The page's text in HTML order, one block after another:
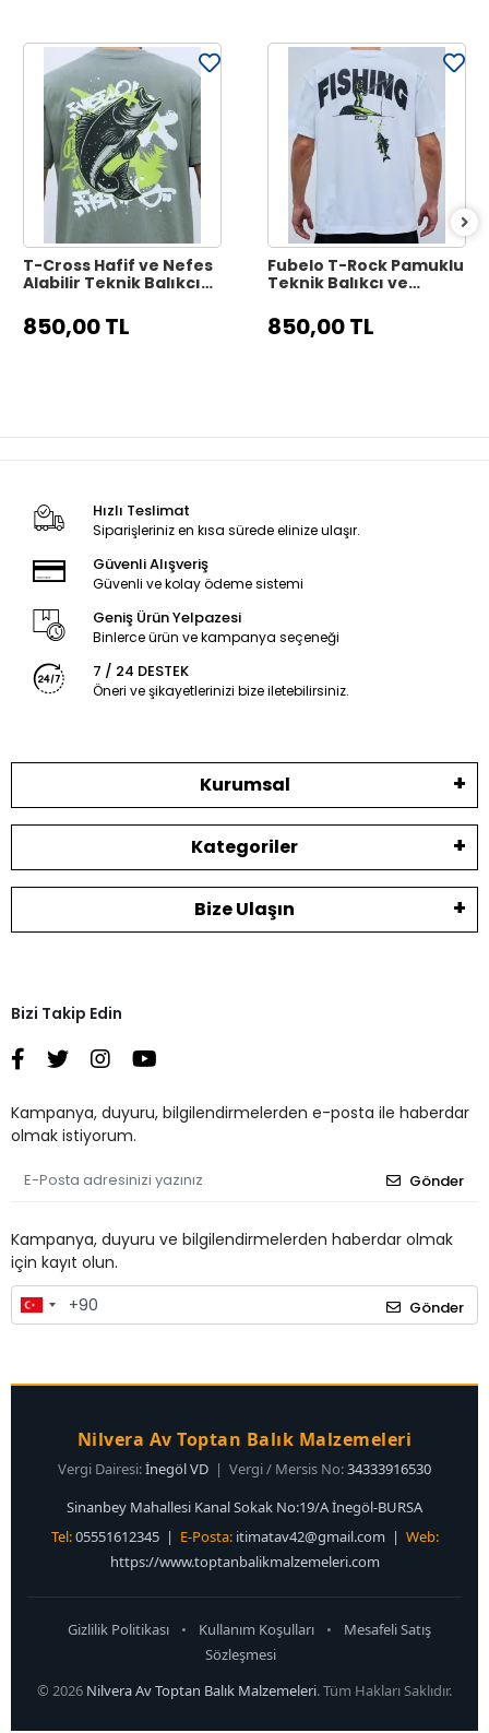
T-Cross Hafif ve Nefes
Alabilir Teknik Balıkçı
850,00 TL
Fubelo T-Rock Pamuklu
Teknik Balıkçı ve
Beyaz
850,00 TL
Hızlı Teslimat
Siparişleriniz en kısa sürede elinize ulaşır.
Güvenli Alışveriş
Güvenli ve kolay ödeme sistemi
Geniş Ürün Yelpazesi
Binlerce ürün ve kampanya seçeneği
7 / 24 DESTEK
Öneri ve şikayetlerinizi bize iletebilirsiniz.
Kurumsal
Kategoriler
Bize Ulaşın
Bizi Takip Edin
Kampanya, duyuru, bilgilendirmelerden e-posta ile haberdar
olmak istiyorum.
Gönder
Kampanya, duyuru ve bilgilendirmelerden haberdar olmak
için kayıt olun.
Gönder
Nilvera Av Toptan Balık Malzemeleri
Vergi Dairesi:İnegöl VD | Vergi / Mersis No:34333916530
Sinanbey Mahallesi Kanal Sokak No:19/A İnegöl-BURSA
Tel:05551612345 | E-Posta: itimatav42@gmail.com | Web:
https://www.toptanbalikmalzemeleri.com
Gizlilik Politikası • Kullanım Koşulları •
Mesafeli Satış
Sözleşmesi
© 2026 Nilvera Av Toptan Balık Malzemeleri. Tüm Hakları Saklıdır.